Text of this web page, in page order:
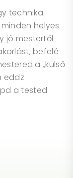
technika
helyes
jó mestertől
befelé
a „külső
eddz
a tested